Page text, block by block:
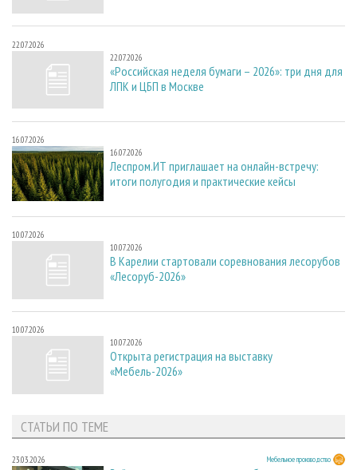
22.07.2026
22.07.2026
«Российская неделя бумаги – 2026»: три дня для
ЛПК и ЦБП в Москве
16.07.2026
16.07.2026
Леспром.ИТ приглашает на онлайн-встречу:
итоги полугодия и практические кейсы
10.07.2026
10.07.2026
В Карелии стартовали соревнования лесорубов
«Лесоруб-2026»
10.07.2026
10.07.2026
Открыта регистрация на выставку
«Мебель-2026»
СТАТЬИ ПО ТЕМЕ
23.03.2026 Мебельное производство